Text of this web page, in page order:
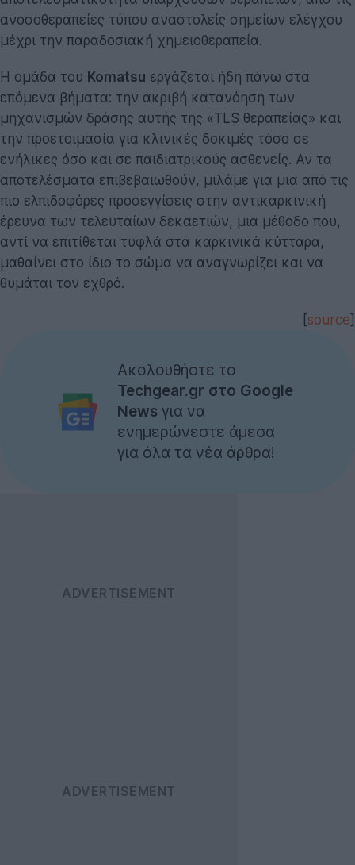
ανοσοθεραπείες τύπου αναστολείς σημείων ελέγχου
μέχρι την παραδοσιακή χημειοθεραπεία.
Η ομάδα του Komatsu εργάζεται ήδη πάνω στα
επόμενα βήματα: την ακριβή κατανόηση των
μηχανισμών δράσης αυτής της «TLS θεραπείας» και
την προετοιμασία για κλινικές δοκιμές τόσο σε
ενήλικες όσο και σε παιδιατρικούς ασθενείς. Αν τα
αποτελέσματα επιβεβαιωθούν, μιλάμε για μια από τις
πιο ελπιδοφόρες προσεγγίσεις στην αντικαρκινική
έρευνα των τελευταίων δεκαετιών, μια μέθοδο που,
αντί να επιτίθεται τυφλά στα καρκινικά κύτταρα,
μαθαίνει στο ίδιο το σώμα να αναγνωρίζει και να
θυμάται τον εχθρό.
[source]
Ακολουθήστε το
Techgear.gr στο Google
News για να
ενημερώνεστε άμεσα
για όλα τα νέα άρθρα!